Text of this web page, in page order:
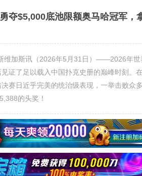
夺$5,000底池限额奥马哈冠军，
维加斯讯（2026年5月31日）——2026年
证了足以载入中国扑克史册的巅峰时刻。
赛日近乎完美的统治级表现，一举击败众
的头奖！